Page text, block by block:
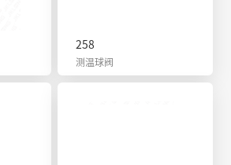
258
测温球阀